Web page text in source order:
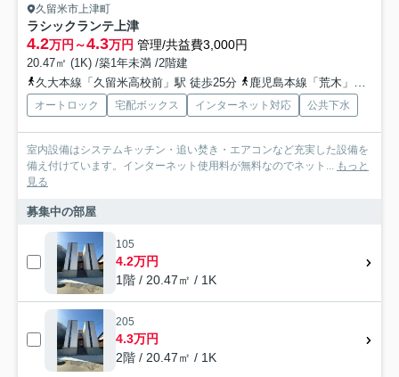
久留米市上津町
ラシックランテ上津
4.2万円～4.3万円 管理/共益費3,000円
20.47㎡ (1K) /築1年未満 /2階建
久大本線「久留米高校前」駅 徒歩25分
鹿児島本線「荒木」駅 徒歩36分
オートロック 宅配ボックス インターネット対応 公共下水
室内設備はシステムキッチン・追い焚き・エアコンなど充実した設備を
備え付けています。インターネット使用料が無料なのでネット... もっと
見る
募集中の部屋
105
4.2万円
1階 / 20.47㎡ / 1K
205
4.3万円
2階 / 20.47㎡ / 1K